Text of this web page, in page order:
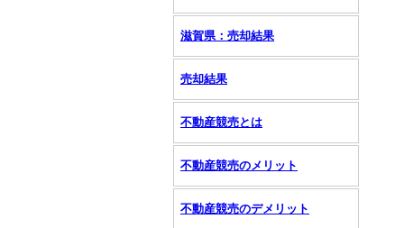
滋賀県：売却結果
売却結果
不動産競売とは
不動産競売のメリット
不動産競売のデメリット